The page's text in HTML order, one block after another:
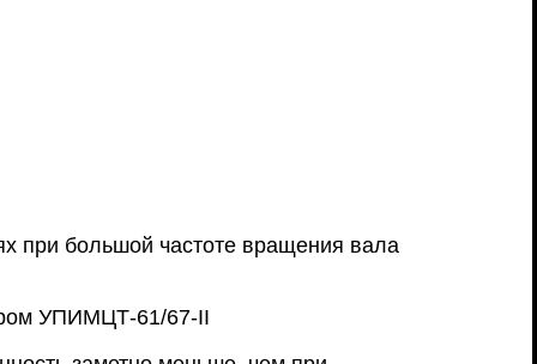
при большой частоте вращения вала
УПИМЦТ-61/67-II